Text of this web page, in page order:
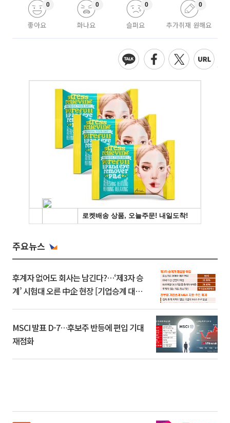
좋아요
0
화나요
0
슬퍼요
0
추가취재 원해요
0
주요뉴스
후계자 없어도 회사는 남긴다?…‘제3자 승
계’ 시험대 오른 中企 현장 [기업승계 대전
MSCI 발표 D-7…후보주 반등에 편입 기대
재점화